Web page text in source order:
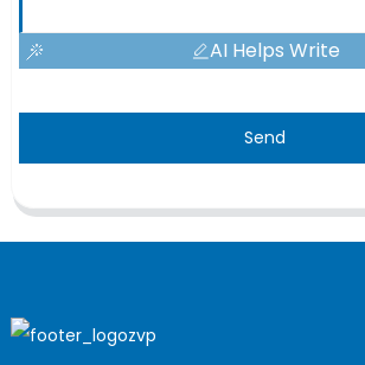
AI Helps Write
Send